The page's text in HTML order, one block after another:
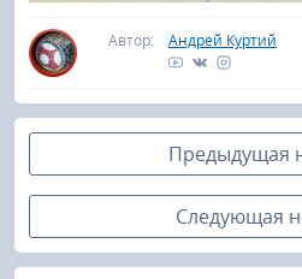
Автор: Андрей Куртий
Предыдущая
Следующая